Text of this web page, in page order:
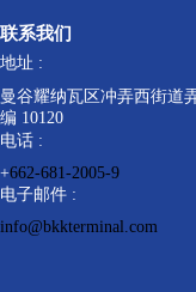
联系我们
地址 :
曼谷耀纳瓦区冲弄西街道
编 10120
电话 :
+662-681-2005-9
电子邮件 :
info@bkkterminal.com